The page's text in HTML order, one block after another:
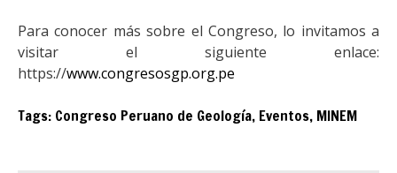
Para conocer más sobre el Congreso, lo invitamos a
visitar el siguiente enlace:
https://www.congresosgp.org.pe
Tags: Congreso Peruano de Geología, Eventos, MINEM